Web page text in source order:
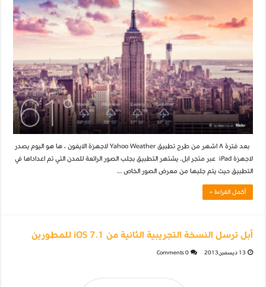
بعد فترة ٨ اشهر من طرح تطبيق Yahoo Weather لاجهزة الايفون ، ها هو اليوم يصدر
لاجهزة iPad عبر متجر ابل. يشتهر التطبيق بجلب الصور الرائعة للمدن التي تم اعداداها في
التطبيق حيث يتم جلبها من معرض الصور الخاص …
أكمل القراءة »
أبل ترسل النسخة التجريبية الثانية من iOS 7.1 للمطورين
13 ديسمبر,2013 0 Comments